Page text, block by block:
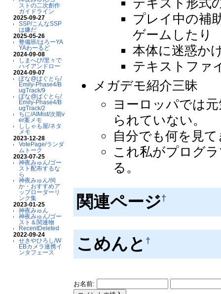
ストの二次創作
ガイドライン
2025-09-27
SSP/こんなSSP
は嫌だ
2025-05-26
整備班/はろーYA
YAわーるど
2024-09-08
しまへび/里々で
ハイアンドロー
2024-09-07
ぽな@ばぐとら/
Emily-Phase4/B
ugTrack/9
ぽな@ばぐとら/
Emily-Phase4/B
ugTrack/2
ちに/AIMist/次期v
er案メモ
ししゃも屋/ネタ
メモ
2023-12-28
VotePage/ランダ
ムトーク
2023-07-25
神夜みゅん/ゴー
スト配布するな
ら
神夜みゅん/伺
か・おすすめア
ップローダーリ
ンク集
2023-01-25
神夜みゅん
神夜みゅん/ゴー
スト＆関連物
RecentDeleted
2022-09-24
せきやひろし/W
EBカメラ連携イ
ンタフェース
テキスト形式
プレイ中の補
ゲームしたり
本体に迷惑か
テキストファ
メガデモ紹介三昧
ヨーロッパでは
られていない。
自分でも何を見
これ私がプログ
る。
関連ページ†
こめんと †
お名前: